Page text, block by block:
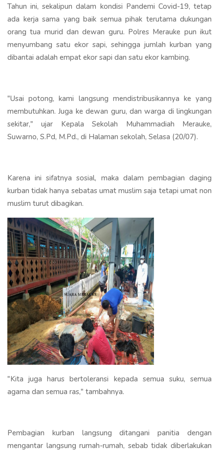
Tahun ini, sekalipun dalam kondisi Pandemi Covid-19, tetap
ada kerja sama yang baik semua pihak terutama dukungan
orang tua murid dan dewan guru. Polres Merauke pun ikut
menyumbang satu ekor sapi, sehingga jumlah kurban yang
dibantai adalah empat ekor sapi dan satu ekor kambing.
"Usai potong, kami langsung mendistribusikannya ke yang
membutuhkan. Juga ke dewan guru, dan warga di lingkungan
sekitar," ujar Kepala Sekolah Muhammadiah Merauke,
Suwarno, S.Pd, M.Pd., di Halaman sekolah, Selasa (20/07).
Karena ini sifatnya sosial, maka dalam pembagian daging
kurban tidak hanya sebatas umat muslim saja tetapi umat non
muslim turut dibagikan.
"Kita juga harus bertoleransi kepada semua suku, semua
agama dan semua ras," tambahnya.
Pembagian kurban langsung ditangani panitia dengan
mengantar langsung rumah-rumah, sebab tidak diberlakukan